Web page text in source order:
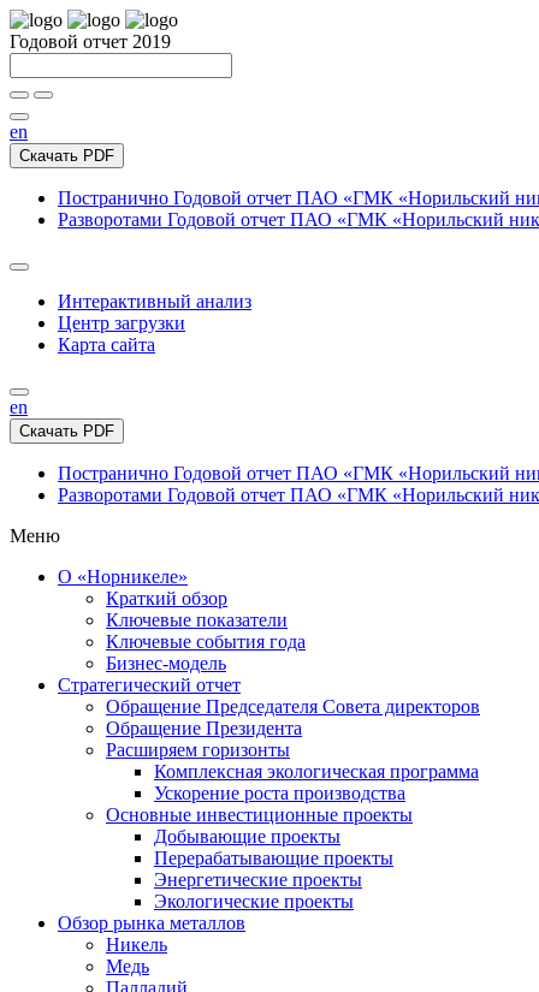
Годовой отчет 2019
en
Скачать PDF
Постранично Годовой отчет ПАО «ГМК «Норильский
Разворотами Годовой отчет ПАО «ГМК «Норильский
Интерактивный анализ
Центр загрузки
Карта сайта
en
Скачать PDF
Постранично Годовой отчет ПАО «ГМК «Норильский
Разворотами Годовой отчет ПАО «ГМК «Норильский
Меню
О «Норникеле»
Краткий обзор
Ключевые показатели
Ключевые события года
Бизнес-модель
Стратегический отчет
Обращение Председателя Совета директоров
Обращение Президента
Расширяем горизонты
Комплексная экологическая программа
Ускорение роста производства
Основные инвестиционные проекты
Добывающие проекты
Перерабатывающие проекты
Энергетические проекты
Экологические проекты
Обзор рынка металлов
Никель
Медь
Палладий